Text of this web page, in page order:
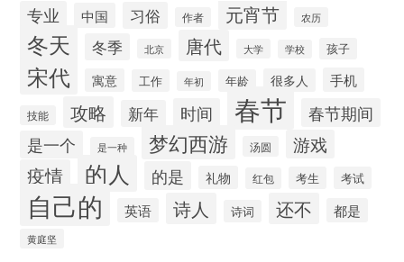
专业 中国 习俗 作者 元宵节 农历
冬天 冬季 北京 唐代 大学 学校 孩子
宋代 寓意 工作 年初 年龄 很多人 手机
技能 攻略 新年 时间 春节 春节期间
是一个 是一种 梦幻西游 汤圆 游戏
疫情 的人 的是 礼物 红包 考生 考试
自己的 英语 诗人 诗词 还不 都是
黄庭坚